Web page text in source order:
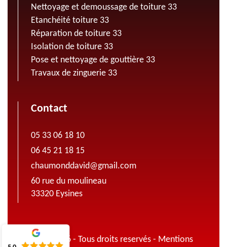
Nettoyage et demoussage de toiture 33
Etanchéité toiture 33
Réparation de toiture 33
Isolation de toiture 33
Pose et nettoyage de gouttière 33
Travaux de zinguerie 33
Contact
05 33 06 18 10
06 45 21 18 15
chaumonddavid@gmail.com
60 rue du moulineau
33320 Eysines
© 2022 - 2026 - Tous droits reservés - Mentions